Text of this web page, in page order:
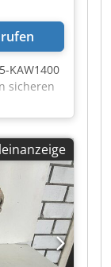
KAW1400
sicheren
von
Auch
300
damit
viel